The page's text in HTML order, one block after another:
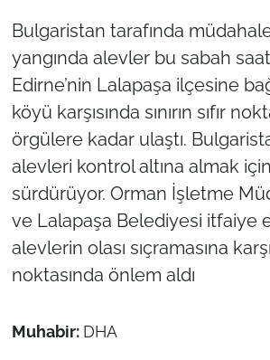
Bulgaristan tarafında
yangında alevler bu sabah
Edirne’nin Lalapaşa ilçesine
köyü karşısında sınırın sıfır
örgülere kadar ulaştı.
alevleri kontrol altına almak
sürdürüyor. Orman İşletme
ve Lalapaşa Belediyesi itfaiye
alevlerin olası sıçramasına karşı
noktasında önlem aldı
Muhabir: DHA
Finans
Genel-A
Gündem-Eğitim